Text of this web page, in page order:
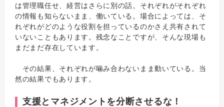
は管理職任せ、経営はさらに別の話。それぞれがそれぞれ
の情報も知らないまま、働いている。場合によっては、そ
れぞれがどのような役割を担っているのかさえ共有されて
いないこともあります。残念なことですが、そんな現場も
まだまだ存在しています。
その結果、それぞれが噛み合わないまま動いている。当
然の結果でもあります。
支援とマネジメントを分断させるな！